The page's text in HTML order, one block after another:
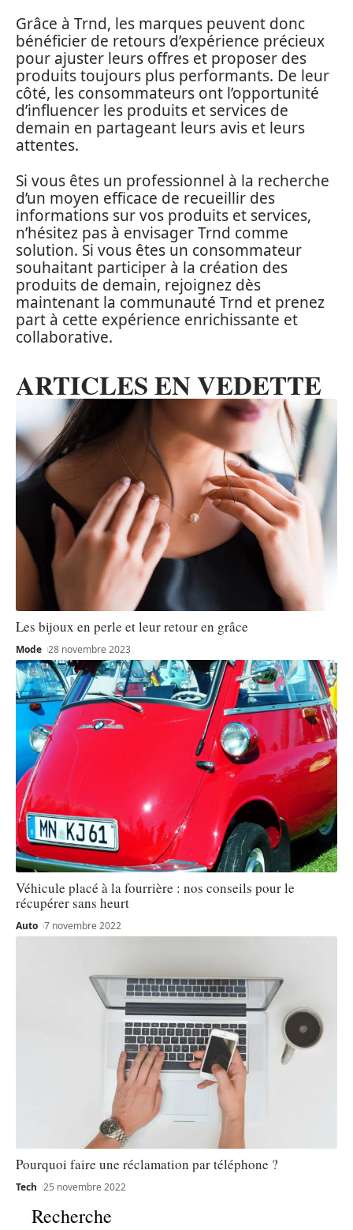
Grâce à Trnd, les marques peuvent donc
bénéficier de retours d’expérience précieux
pour ajuster leurs offres et proposer des
produits toujours plus performants. De leur
côté, les consommateurs ont l’opportunité
d’influencer les produits et services de
demain en partageant leurs avis et leurs
attentes.
Si vous êtes un professionnel à la recherche
d’un moyen efficace de recueillir des
informations sur vos produits et services,
n’hésitez pas à envisager Trnd comme
solution. Si vous êtes un consommateur
souhaitant participer à la création des
produits de demain, rejoignez dès
maintenant la communauté Trnd et prenez
part à cette expérience enrichissante et
collaborative.
ARTICLES EN VEDETTE
Les bijoux en perle et leur retour en grâce
Mode 28 novembre 2023
Véhicule placé à la fourrière : nos conseils pour le
récupérer sans heurt
Auto 7 novembre 2022
Pourquoi faire une réclamation par téléphone ?
Tech 25 novembre 2022
Recherche